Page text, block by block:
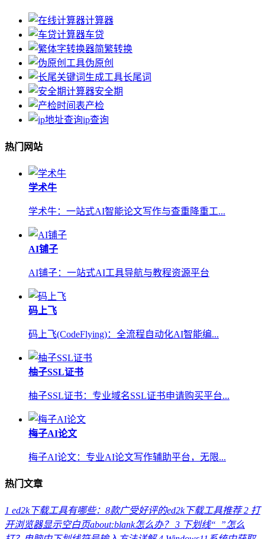
计算器
车贷
简繁转换
伪原创
长尾词
安全期
产检
ip查询
热门网站
学术牛
学术牛：一站式AI智能论文写作与查重降重工...
AI铺子
AI铺子：一站式AI工具导航与教程资源平台
码上飞
码上飞(CodeFlying)：全流程自动化AI智能编...
柚子SSL证书
柚子SSL证书：专业域名SSL证书申请购买平台...
梅子AI论文
梅子AI论文：专业AI论文写作辅助平台，无限...
热门文章
1 ed2k下载工具有哪些：8款广受好评的ed2k下载工具推荐 2 打
开浏览器显示空白页about:blank怎么办？ 3 下划线“_”怎么